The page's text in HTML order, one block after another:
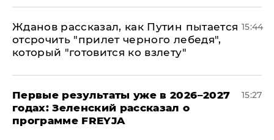
Жданов рассказал, как Путин пытается
отсрочить "прилет черного лебедя",
который "готовится ко взлету"
15:44
Первые результаты уже в 2026–2027
годах: Зеленский рассказал о
программе FREYJA
15:27